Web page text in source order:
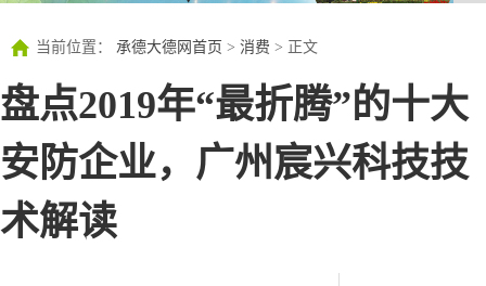
当前位置： 承德大德网首页 > 消费 > 正文
盘点2019年“最折腾”的十大
安防企业，广州宸兴科技技
术解读